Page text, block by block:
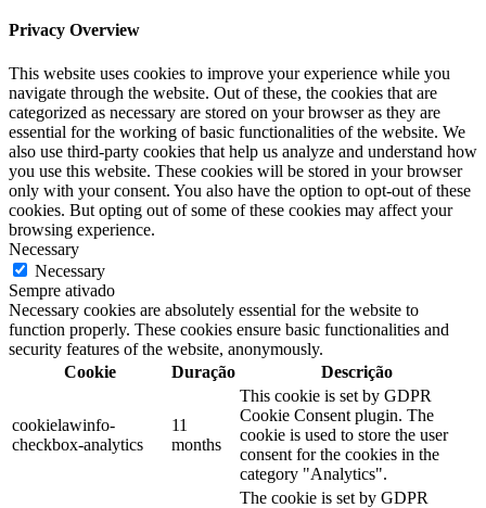
Privacy Overview
This website uses cookies to improve your experience while you
navigate through the website. Out of these, the cookies that are
categorized as necessary are stored on your browser as they are
essential for the working of basic functionalities of the website. We
also use third-party cookies that help us analyze and understand how
you use this website. These cookies will be stored in your browser
only with your consent. You also have the option to opt-out of these
cookies. But opting out of some of these cookies may affect your
browsing experience.
Necessary
Necessary
Sempre ativado
Necessary cookies are absolutely essential for the website to
function properly. These cookies ensure basic functionalities and
security features of the website, anonymously.
Cookie
Duração Descrição
cookielawinfo-
checkbox-analytics
11
months
This cookie is set by GDPR
Cookie Consent plugin. The
cookie is used to store the user
consent for the cookies in the
category "Analytics".
The cookie is set by GDPR